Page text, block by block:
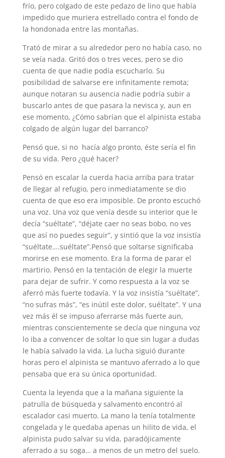
frío, pero colgado de este pedazo de lino que había
impedido que muriera estrellado contra el fondo de
la hondonada entre las montañas.
Trató de mirar a su alrededor pero no había caso, no
se veía nada. Gritó dos o tres veces, pero se dio
cuenta de que nadie podía escucharlo. Su
posibilidad de salvarse ere infinitamente remota;
aunque notaran su ausencia nadie podría subir a
buscarlo antes de que pasara la nevisca y, aun en
ese momento, ¿Cómo sabrían que el alpinista estaba
colgado de algún lugar del barranco?
Pensó que, si no hacía algo pronto, éste sería el fin
de su vida. Pero ¿qué hacer?
Pensó en escalar la cuerda hacia arriba para tratar
de llegar al refugio, pero inmediatamente se dio
cuenta de que eso era imposible. De pronto escuchó
una voz. Una voz que venía desde su interior que le
decía “suéltate”, “déjate caer no seas bobo, no ves
que así no puedes seguir”, y sintió que la voz insistía
“suéltate….suéltate”.Pensó que soltarse significaba
morirse en ese momento. Era la forma de parar el
martirio. Pensó en la tentación de elegir la muerte
para dejar de sufrir. Y como respuesta a la voz se
aferró más fuerte todavía. Y la voz insistía “suéltate”,
“no sufras más”, “es inútil este dolor, suéltate”. Y una
vez más él se impuso aferrarse más fuerte aun,
mientras conscientemente se decía que ninguna voz
lo iba a convencer de soltar lo que sin lugar a dudas
le había salvado la vida. La lucha siguió durante
horas pero el alpinista se mantuvo aferrado a lo que
pensaba que era su única oportunidad.
Cuenta la leyenda que a la mañana siguiente la
patrulla de búsqueda y salvamento encontró al
escalador casi muerto. La mano la tenía totalmente
congelada y le quedaba apenas un hilito de vida, el
alpinista pudo salvar su vida, paradójicamente
aferrado a su soga… a menos de un metro del suelo.